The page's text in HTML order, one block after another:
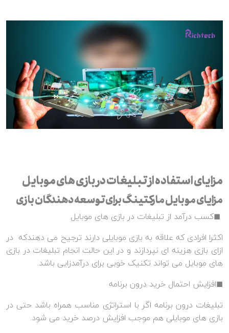
مزایای استفاده از تبلیغات در بازی های موبایل
مزایای موبایل مارکتینگ برای توسعه دهندگان بازی
◼کسب درآمد از تبلیغات در بازی های موبایل
اکثرا افرادی که علاقه به بازی موبایلی دارند ترجیح می دهندکه در
ازای بازی هزینه ای نپردازند و در این حالت انجام تبلیغات در بازی
های موبایل می تواند تکنیک خوبی برای درآمدزایی باشد.
◼افزایش احتمال خرید درون برنامه
تبلیغات درون برنامه اگر با استراتژی مناسب همراه باشد حتی در
بازی های موبایلی هم موجب افزایش درصد خرید می شود.